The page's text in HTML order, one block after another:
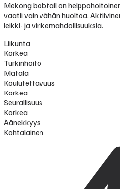
Mekong bobtail on
vaatii vain vähän huoltoa.
leikki- ja virikemahdollisuuksia.
Liikunta
Korkea
Turkinhoito
Matala
Koulutettavuus
Korkea
Seurallisuus
Korkea
Äänekkyys
Kohtalainen